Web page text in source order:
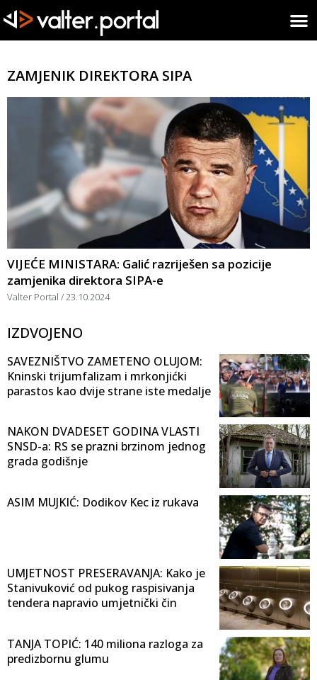
ZAMJENIK DIREKTORA SIPA
VIJEĆE MINISTARA: Galić razriješen sa pozicije
zamjenika direktora SIPA-e
Valter Portal 23.10.2024
IZDVOJENO
SAVEZNIŠTVO ZAMETENO OLUJOM:
Kninski trijumfalizam i mrkonjićki
parastos kao dvije strane iste medalje
NAKON DVADESET GODINA VLASTI
SNSD-a: RS se prazni brzinom jednog
grada godišnje
ASIM MUJKIĆ: Dodikov Kec iz rukava
UMJETNOST PRESERAVANJA: Kako je
Stanivuković od pukog raspisivanja
tendera napravio umjetnički čin
TANJA TOPIĆ: 140 miliona razloga za
predizbornu glumu